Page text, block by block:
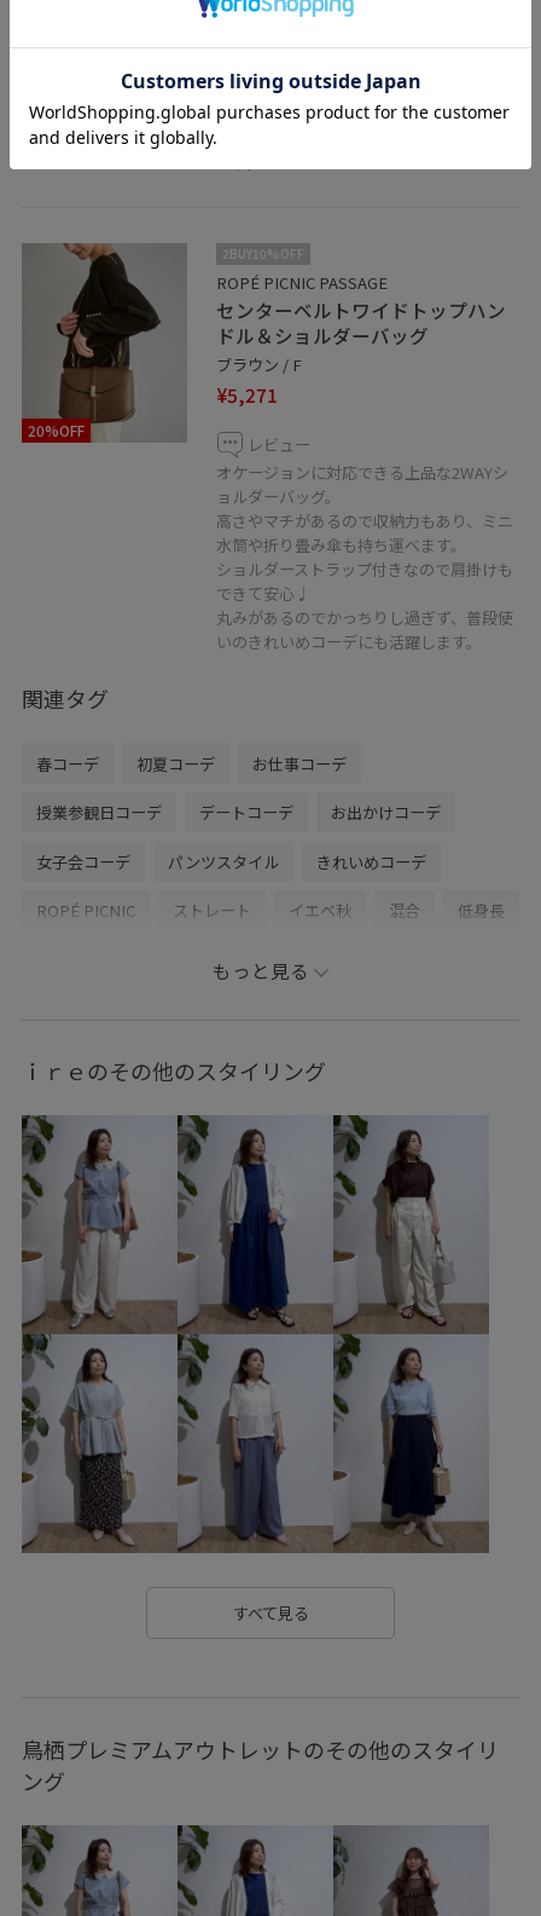
ジャストです。
フラットヒールで安定感があり、長時間の
す。
通勤にはもちろん普段使いもできるので、
20%OFF
2BUY10%OFF
ROPÉ PICNIC PASSAGE
センターベルトワイドトップハン
ドル＆ショルダーバッグ
ブラウン / F
¥5,271
レビュー
オケージョンに対応できる上品な2WAYシ
ョルダーバッグ。
高さやマチがあるので収納力もあり、ミニ
水筒や折り畳み傘も持ち運べます。
ショルダーストラップ付きなので肩掛けも
できて安心♩
丸みがあるのでかっちりし過ぎず、普段使
いのきれいめコーデにも活躍します。
関連タグ
春コーデ 初夏コーデ お仕事コーデ
授業参観日コーデ デートコーデ お出かけコーデ
女子会コーデ パンツスタイル きれいめコーデ
ROPÉ PICNIC ストレート イエベ秋 混合 低身長
Tシャツ/カットソー
GDS16100 GDV16120
26mother'sday 26RPUVCARE 26SSceremony
26SSlightouter_1 26SSlightouter_4 26SSlightouter_7
26SSRPgoods 26SSRP_HARUTA 26SSRPジャケット
26SSカナパシリーズ MSpecial_pickup outer_pickup
RP26SS RP26SSceremony RP26SS_goods
RPGW限定均一価格 setup_pickup Tシャツ
UVカット Web限定カラー
Wpickup_items Wshoes_pickup お手入れしやすい
お気に入りアイテム_pickup きちんと感 きれいめ
さらりとした
カジュアル カッティング カラーバリエーション豊富
カーディガン
サステナブル サマーニット シボ感 シャツ
シワになりにくい シンプル シンプルなニット
もっと見る
ｉｒｅのその他のスタイリング
すべて見る
鳥栖プレミアムアウトレットのその他のスタイリ
ング